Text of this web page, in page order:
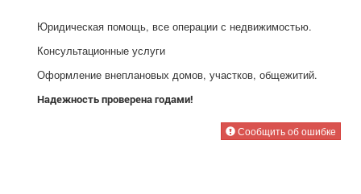
ТоварыЮридическая помощь, все операции с недвижимостью.
Консультационные услуги
Оформление внеплановых домов, участков, общежитий.
Надежность проверена годами!
Сообщить об ошибке